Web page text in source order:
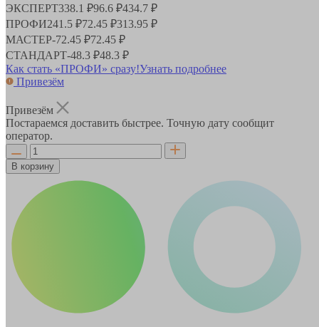
ЭКСПЕРТ338.1 ₽96.6 ₽434.7 ₽
ПРОФИ241.5 ₽72.45 ₽313.95 ₽
МАСТЕР-72.45 ₽72.45 ₽
СТАНДАРТ-48.3 ₽48.3 ₽
Как стать «ПРОФИ» сразу!Узнать подробнее
Привезём
Привезём
Постараемся доставить быстрее. Точную дату сообщит
оператор.
В корзину